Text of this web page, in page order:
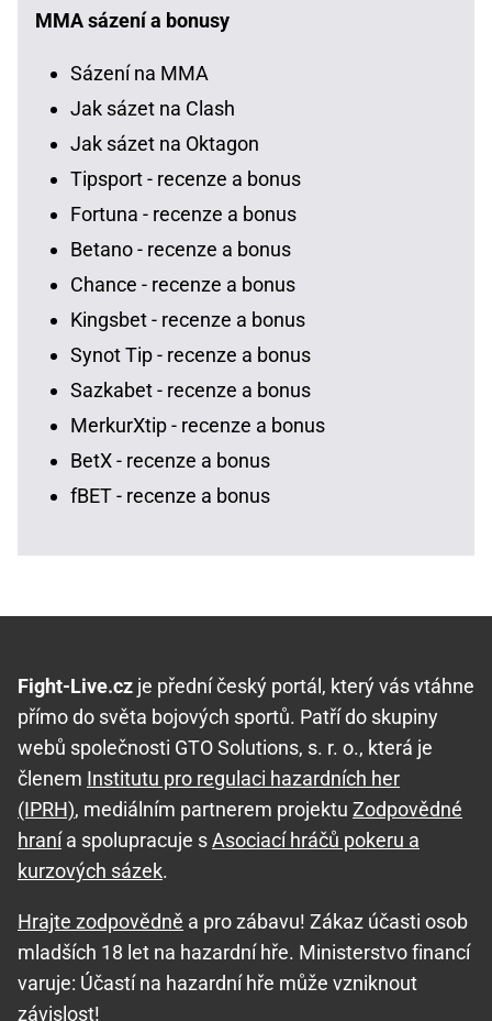
MMA sázení a bonusy
Sázení na MMA
Jak sázet na Clash
Jak sázet na Oktagon
Tipsport - recenze a bonus
Fortuna - recenze a bonus
Betano - recenze a bonus
Chance - recenze a bonus
Kingsbet - recenze a bonus
Synot Tip - recenze a bonus
Sazkabet - recenze a bonus
MerkurXtip - recenze a bonus
BetX - recenze a bonus
fBET - recenze a bonus
Fight-Live.cz je přední český portál, který vás vtáhne
přímo do světa bojových sportů. Patří do skupiny
webů společnosti GTO Solutions, s. r. o., která je
členem Institutu pro regulaci hazardních her
(IPRH), mediálním partnerem projektu Zodpovědné
hranía spolupracuje sAsociací hráčů pokeru a
kurzových sázek.
Hrajte zodpovědně a pro zábavu! Zákaz účasti osob
mladších 18 let na hazardní hře. Ministerstvo financí
varuje: Účastí na hazardní hře může vzniknout
závislost!